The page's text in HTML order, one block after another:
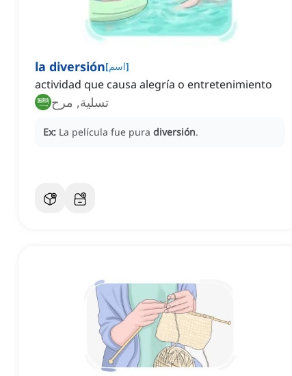
la diversión[اسم]
actividad que causa alegría o entretenimiento
تسلية, مرح
Ex: La película fue pura diversión.